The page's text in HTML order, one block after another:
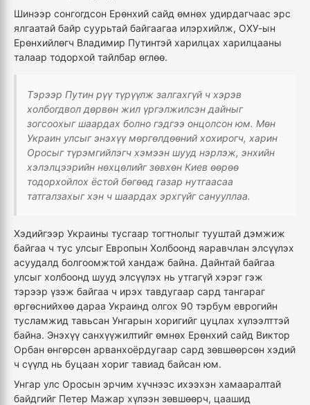
Шинээр сонгогдсон Ерөнхий сайд өмнөх удирдагчаас эрс
ялгаатай байр суурьтай байгаагаа илэрхийлж, ОХУ-ын
Ерөнхийлөгч Владимир Путинтэй харилцах харилцааны
талаар тодорхой тайлбар өглөө.
Тэрээр Путин рүү түрүүлж залгахгүй ч хэрэв
холбогдвол дөрвөн жил үргэлжилсэн дайныг
зогсоохыг шаардах болно гэдгээ онцолсон юм. Мөн
Украин улсыг энэхүү мөргөлдөөний хохирогч, харин
Оросыг түрэмгийлэгч хэмээн шууд нэрлэж, энхийн
хэлэлцээрийн нөхцөлийг зөвхөн Киев өөрөө
тодорхойлох ёстой бөгөөд газар нутгаасаа
татгалзахыг хэн ч шаардах эрхгүйг санууллаа.
Хэдийгээр Украины тусгаар тогтнолыг тууштай дэмжиж
байгаа ч тус улсыг Европын Холбоонд яаравчлан элсүүлэх
асуудалд болгоомжтой хандаж байна. Дайнтай байгаа
улсыг холбоонд шууд элсүүлэх нь утгагүй хэрэг гэж
тэрээр үзэж байгаа ч ирэх тавдугаар сард тангараг
өргөснийхөө дараа Украинд олгох 90 тэрбум еврогийн
тусламжид тавьсан Унгарын хоригийг цуцлах хүлээлттэй
байна. Энэхүү санхүүжилтийг өмнөх Ерөнхий сайд Виктор
Орбан өнгөрсөн арванхоёрдугаар сард зөвшөөрсөн хэдий
ч сүүлд нь буцаан хориг тавиад байсан юм.
Унгар улс Оросын эрчим хүчнээс ихээхэн хамааралтай
байдгийг Петер Мажар хүлээн зөвшөөрч, цаашид